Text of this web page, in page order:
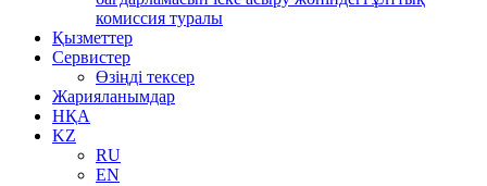
комиссия туралы
Қызметтер
Сервистер
Өзіңді тексер
Жарияланымдар
НҚА
KZ
RU
EN